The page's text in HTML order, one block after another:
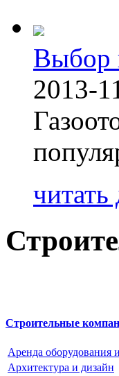
Выбор
2013-
читать
Строительные
Аренда оборудования
Архитектура и дизайн